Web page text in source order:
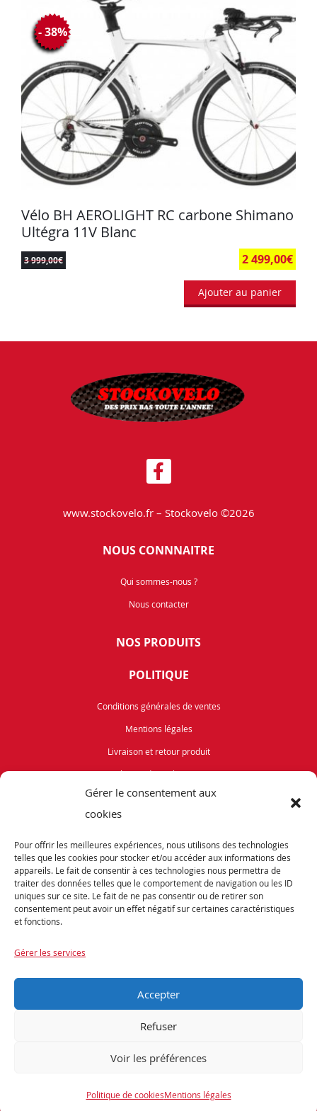
Gérer le consentement aux
cookies
Pour offrir les meilleures expériences, nous utilisons des technologies
telles que les cookies pour stocker et/ou accéder aux informations des
appareils. Le fait de consentir à ces technologies nous permettra de
traiter des données telles que le comportement de navigation ou les ID
uniques sur ce site. Le fait de ne pas consentir ou de retirer son
consentement peut avoir un effet négatif sur certaines caractéristiques
et fonctions.
Gérer les services
Accepter
Refuser
Voir les préférences
Politique de cookiesMentions légales
Vélo BH AEROLIGHT RC carbone Shimano
Ultégra 11V Blanc
3 999,00€ 2 499,00€
- 38%
Ajouter au panier
www.stockovelo.fr – Stockovelo ©2026
NOUS CONNNAITRE
Qui sommes-nous ?
Nous contacter
NOS PRODUITS
POLITIQUE
Conditions générales de ventes
Mentions légales
Livraison et retour produit
Politique de cookies (UE)
Occasions
ABONNEZ-VOUS
Recevez notre newsletter et tenez vous informés de nos dernières offres et
Encore une réalisation